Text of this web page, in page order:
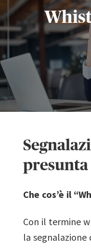
Che cos’è il
Con il termine
la segnalazione